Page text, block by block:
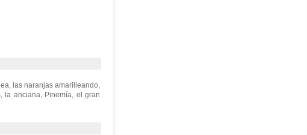
las naranjas amarilleando,
la anciana, Pinemía, el gran